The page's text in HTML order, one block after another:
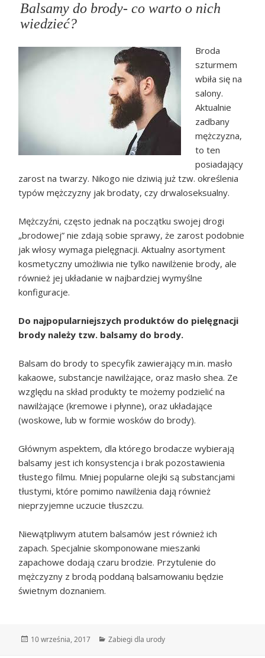
Balsamy do brody- co warto o nich
wiedzieć?
Broda
szturmem
wbiła się na
salony.
Aktualnie
zadbany
mężczyzna,
to ten
posiadający
zarost na twarzy. Nikogo nie dziwią już tzw. określenia
typów mężczyzny jak brodaty, czy drwaloseksualny.
Mężczyźni, często jednak na początku swojej drogi
„brodowej” nie zdają sobie sprawy, że zarost podobnie
jak włosy wymaga pielęgnacji. Aktualny asortyment
kosmetyczny umożliwia nie tylko nawilżenie brody, ale
również jej układanie w najbardziej wymyślne
konfiguracje.
Do najpopularniejszych produktów do pielęgnacji
brody należy tzw. balsamy do brody.
Balsam do brody to specyfik zawierający m.in. masło
kakaowe, substancje nawilżające, oraz masło shea. Ze
względu na skład produkty te możemy podzielić na
nawilżające (kremowe i płynne), oraz układające
(woskowe, lub w formie wosków do brody).
Głównym aspektem, dla którego brodacze wybierają
balsamy jest ich konsystencja i brak pozostawienia
tłustego filmu. Mniej popularne olejki są substancjami
tłustymi, które pomimo nawilżenia dają również
nieprzyjemne uczucie tłuszczu.
Niewątpliwym atutem balsamów jest również ich
zapach. Specjalnie skomponowane mieszanki
zapachowe dodają czaru brodzie. Przytulenie do
mężczyzny z brodą poddaną balsamowaniu będzie
świetnym doznaniem.
Data
10 września, 2017 Kategorie
Zabiegi dla urody